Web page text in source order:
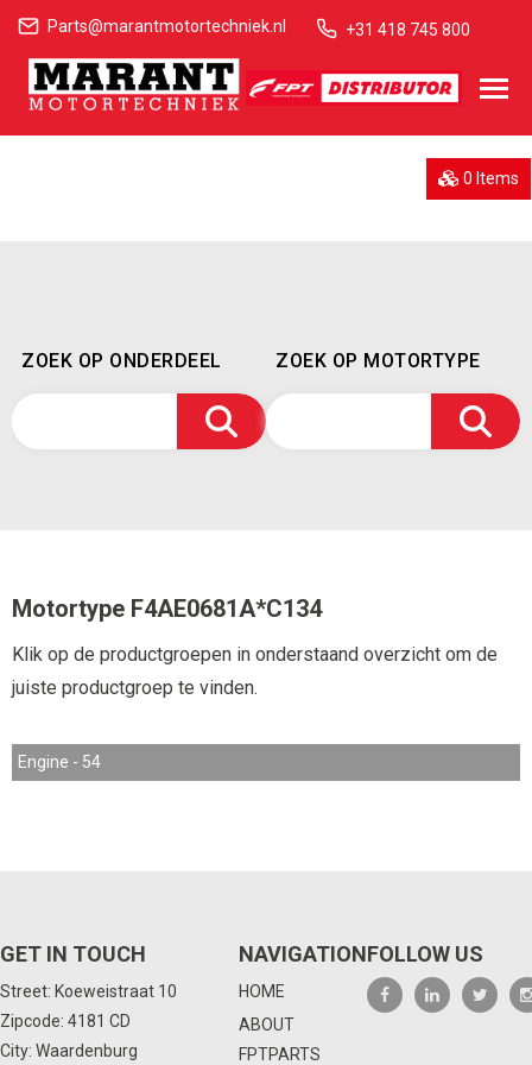
Parts@marantmotortechniek.nl +31 418 745 800
0 Items
ZOEK OP ONDERDEEL ZOEK OP MOTORTYPE
Motortype F4AE0681A*C134
Klik op de productgroepen in onderstaand overzicht om de
juiste productgroep te vinden.
Engine - 54
GET IN TOUCH
Street: Koeweistraat 10
Zipcode: 4181 CD
City: Waardenburg
NAVIGATION
HOME
ABOUT
FPTPARTS
FOLLOW US